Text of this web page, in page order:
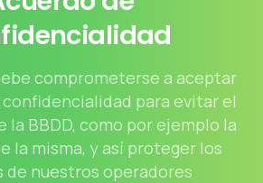
comprometerse a aceptar
para evitar el
la BBDD, como por ejemplo la
la misma, y así proteger los
de nuestros operadores